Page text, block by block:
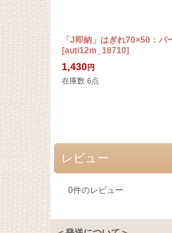
「J即納」はぎれ70×50：パ
[auti12m_18710]
1,430円
在庫数 6点
レビュー
0件のレビュー